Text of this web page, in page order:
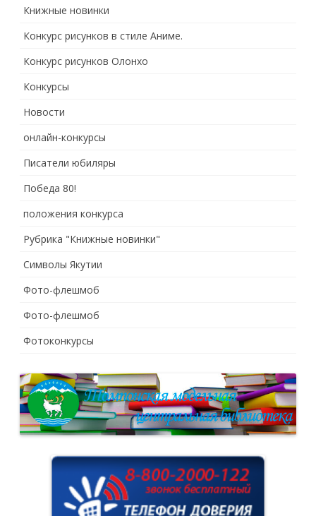
Книжные новинки
Конкурс рисунков в стиле Аниме.
Конкурс рисунков Олонхо
Конкурсы
Новости
онлайн-конкурсы
Писатели юбиляры
Победа 80!
положения конкурса
Рубрика "Книжные новинки"
Символы Якутии
Фото-флешмоб
Фото-флешмоб
Фотоконкурсы